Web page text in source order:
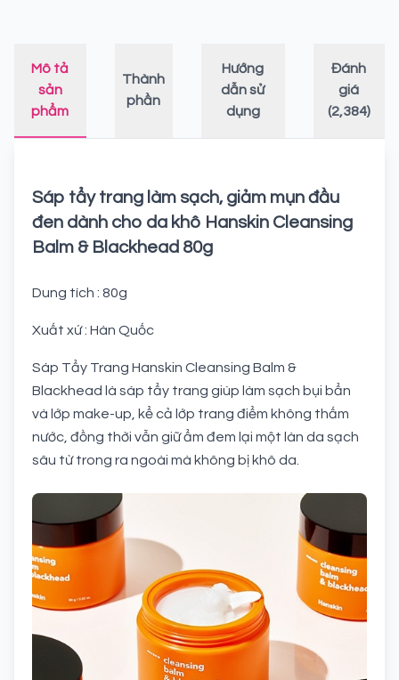
Mô tả
sản
phẩm
Thành
phần
Hướng
dẫn sử
dụng
Đánh
giá
(2,384)
Sáp tẩy trang làm sạch, giảm mụn đầu
đen dành cho da khô Hanskin Cleansing
Balm & Blackhead 80g
Dung tích : 80g
Xuất xứ : Hàn Quốc
Sáp Tẩy Trang Hanskin Cleansing Balm &
Blackhead là sáp tẩy trang giúp làm sạch bụi bẩn
và lớp make-up, kể cả lớp trang điểm không thấm
nước, đồng thời vẫn giữ ẩm đem lại một làn da sạch
sâu từ trong ra ngoài mà không bị khô da.